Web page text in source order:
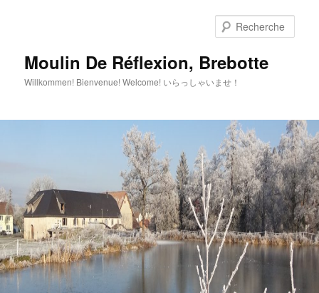
Moulin De Réflexion, Brebotte
Willkommen! Bienvenue! Welcome! いらっしゃいませ！